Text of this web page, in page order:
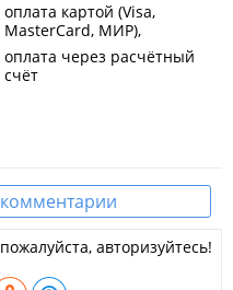
оплата картой (Visa,
MasterCard, МИР)
оплата через расчётный
счёт
авторизуйтесь!